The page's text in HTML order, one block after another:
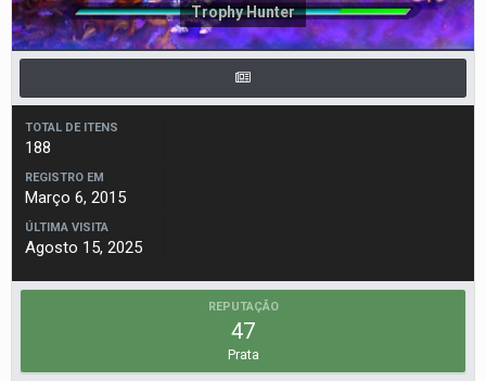
Trophy Hunter
TOTAL DE ITENS
188
REGISTRO EM
Março 6, 2015
ÚLTIMA VISITA
Agosto 15, 2025
REPUTAÇÃO
47
Prata